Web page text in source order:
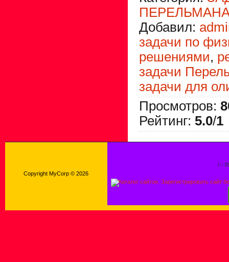
Добавил:
задачи по
решениями,
задачи
задачи для
Просмотров:
Рейтинг: 5.0/1
Copyright MyCorp © 2026
!--